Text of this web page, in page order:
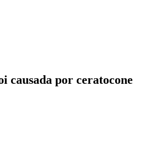
causada por ceratocone